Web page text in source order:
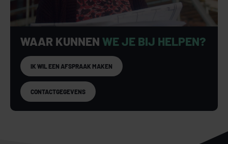
WAAR KUNNEN WE JE BIJ HELPEN?
IK WIL EEN AFSPRAAK MAKEN
CONTACTGEGEVENS